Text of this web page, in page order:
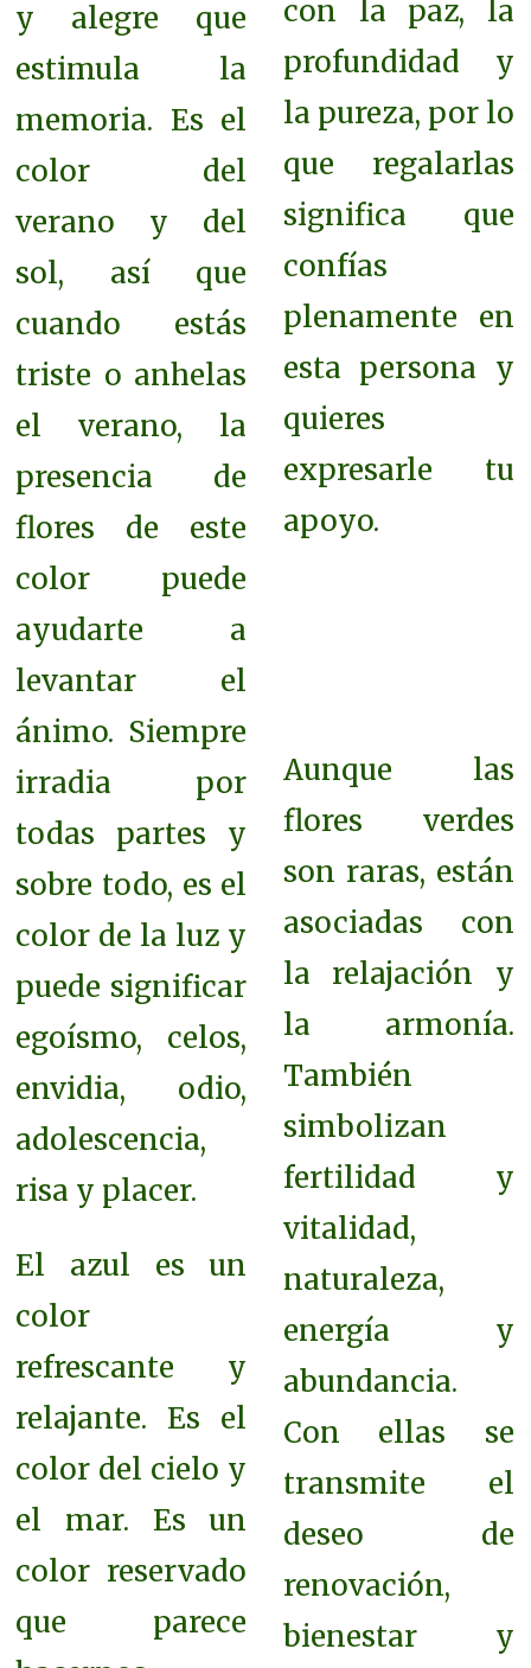
y alegre que
estimula la
memoria. Es el
color del
verano y del
sol, así que
cuando estás
triste o anhelas
el verano, la
presencia de
flores de este
color puede
ayudarte a
levantar el
ánimo. Siempre
irradia por
todas partes y
sobre todo, es el
color de la luz y
puede significar
egoísmo, celos,
envidia, odio,
adolescencia,
risa y placer.
El azul es un
color
refrescante y
relajante. Es el
color del cielo y
el mar. Es un
color reservado
que parece
con la paz, la
profundidad y
la pureza, por lo
que regalarlas
significa que
confías
plenamente en
esta persona y
quieres
expresarle tu
apoyo.
Aunque las
flores verdes
son raras, están
asociadas con
la relajación y
la armonía.
También
simbolizan
fertilidad y
vitalidad,
naturaleza,
energía y
abundancia.
Con ellas se
transmite el
deseo de
renovación,
bienestar y